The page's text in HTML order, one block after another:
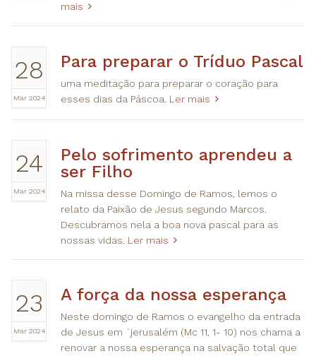
mais
28
Mar 2024
Para preparar o Tríduo Pascal
uma meditação para preparar o coração para
esses dias da Páscoa. Ler mais
24
Mar 2024
Pelo sofrimento aprendeu a
ser Filho
Na missa desse Domingo de Ramos, lemos o
relato da Paixão de Jesus segundo Marcos.
Descubramos nela a boa nova pascal para as
nossas vidas. Ler mais
23
Mar 2024
A força da nossa esperança
Neste domingo de Ramos o evangelho da entrada
de Jesus em `jerusalém (Mc 11, 1- 10) nos chama a
renovar a nossa esperança na salvação total que